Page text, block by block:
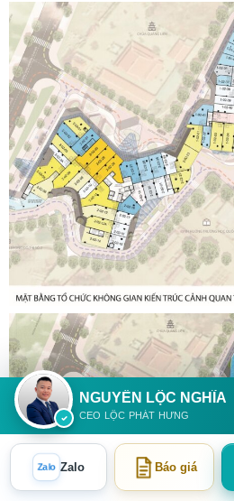
NGUYỄN LỘC NGHĨA
CEO LỘC PHÁT HƯNG
Zalo Zalo Báo giá